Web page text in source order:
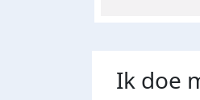
Ik doe